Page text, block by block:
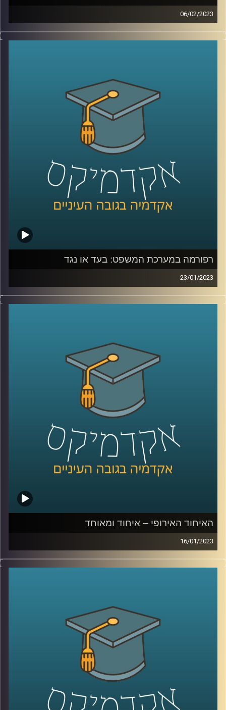
06/02/2023
בשנים האחרונות המשפט הבינלאומי הפך לזירת לאחד ממוקדי
המאבק המרכזיים של מדינת ישראל. כדי להבין טוב יותר את
AudioVersity
רפורמה במערכת המשפט: בעד או נגד
23/01/2023
בשבועות האחרונים מקדמת הממשלה רפורמה במערכת
המשפט. כתוצאה מכך, הרוחות במדינה סוערות. פרופסור יניב
AudioVersity
האיחוד האירופי – איחוד ומאוחד
16/01/2023
בשנים האחרונות עומד האיחוד האירופי בפנים אתגרים שונים.
גל מהגרים, מגיפת הקורונה וכיום המלחמה באוקראינה. בפרק
AudioVersity